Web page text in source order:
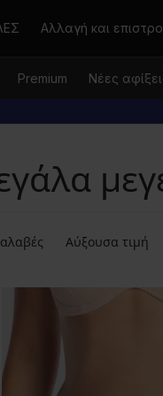
Αλλαγή και
Premium Νέες
Αύξουσα τιμή